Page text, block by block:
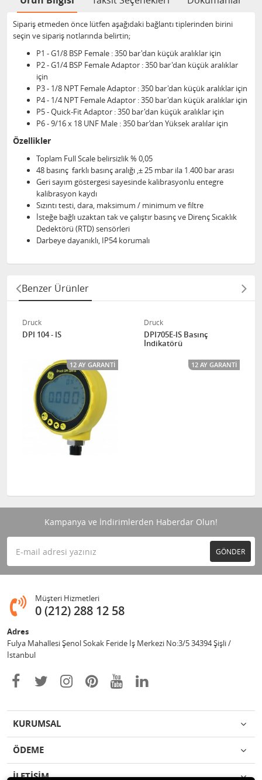
Sipariş etmeden önce lütfen aşağıdaki bağlantı tiplerinden birini
seçin ve sipariş notlarında belirtin;
P1 - G1/8 BSP Female : 350 bar'dan küçük aralıklar için
P2 - G1/4 BSP Female Adaptor : 350 bar'dan küçük aralıklar
için
P3 - 1/8 NPT Female Adaptor : 350 bar'dan küçük aralıklar için
P4 - 1/4 NPT Female Adaptor : 350 bar'dan küçük aralıklar için
P5 - Quick-Fit Adaptor : 350 bar'dan küçük aralıklar için
P6 - 9/16 x 18 UNF Male : 350 bar’dan Yüksek aralılar için
Özellikler
Toplam Full Scale belirsizlik % 0,05
48 basınç farklı basınç aralığı ,± 25 mbar ila 1.400 bar arası
Geri sayım göstergesi sayesinde kalibrasyonlu entegre
kalibrasyon kaydı
Sızıntı testi, dara, maksimum / minimum ve filtre
İsteğe bağlı uzaktan tak ve çalıştır basınç ve Direnç Sıcaklık
Dedektörü (RTD) sensörleri
Darbeye dayanıklı, IP54 korumalı
Benzer Ürünler
Druck
DPI 104 - IS
12 AY GARANTI
Druck
DPI705E-IS Basınç
İndikatörü
12 AY GARANTI
Kampanya ve İndirimlerden Haberdar Olun!
GÖNDER
Müşteri Hizmetleri
0 (212) 288 12 58
Adres
Fulya Mahallesi Şenol Sokak Feride İş Merkezi No:3/5 34394 Şişli /
İstanbul
KURUMSAL
ÖDEME
İLETİŞİM